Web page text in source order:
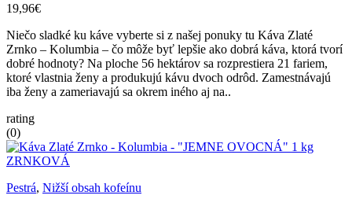
19,96€
Niečo sladké ku káve vyberte si z našej ponuky tu Káva Zlaté
Zrnko – Kolumbia – čo môže byť lepšie ako dobrá káva, ktorá tvorí
dobré hodnoty? Na ploche 56 hektárov sa rozprestiera 21 fariem,
ktoré vlastnia ženy a produkujú kávu dvoch odrôd. Zamestnávajú
iba ženy a zameriavajú sa okrem iného aj na..
rating
(0)
Pestrá, Nižší obsah kofeínu